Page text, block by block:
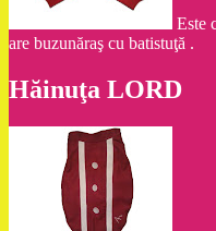
Este
are buzunăraş cu batistuţă .
Hăinuţa LORD